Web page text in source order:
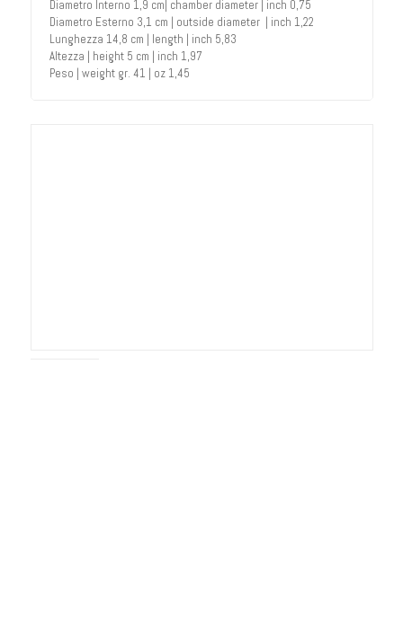
Diametro Interno 1,9 cm| chamber diameter | inch 0,75
Diametro Esterno 3,1 cm | outside diameter | inch 1,22
Lunghezza 14,8 cm | length | inch 5,83
Altezza | height 5 cm | inch 1,97
Peso | weight gr. 41 | oz 1,45